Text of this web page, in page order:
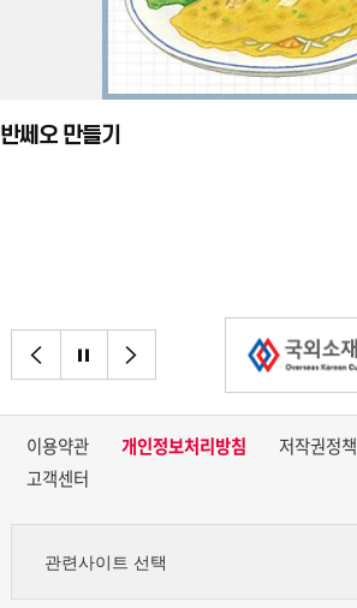
반쎄오 만들기
이전으로
정지
이용약관 개인정보처리방침 저작권정책
고객센터
관련사이트 선택